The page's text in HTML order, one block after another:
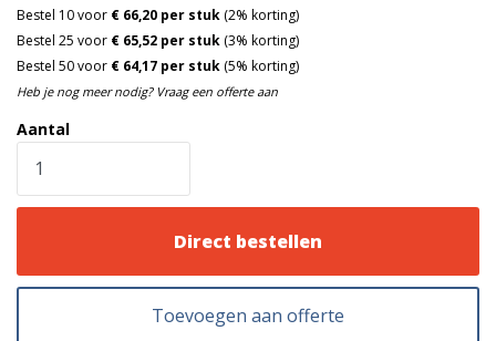
Aantal
Bestel 10 voor € 66,20 per stuk (2% korting)
Bestel 25 voor € 65,52 per stuk (3% korting)
Bestel 50 voor € 64,17 per stuk (5% korting)
Heb je nog meer nodig? Vraag een offerte aan
Direct bestellen
Toevoegen aan offerte